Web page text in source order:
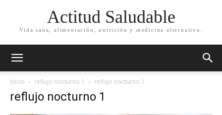
Actitud Saludable
Vida sana, alimentación, nutrición y medicina alternativa.
Inicio reflujo nocturno 1 reflujo nocturno 1
reflujo nocturno 1